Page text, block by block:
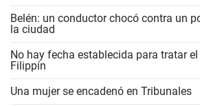
Belén: un conductor chocó contra un
la ciudad
No hay fecha establecida para tratar
Filippín
Una mujer se encadenó en Tribunales